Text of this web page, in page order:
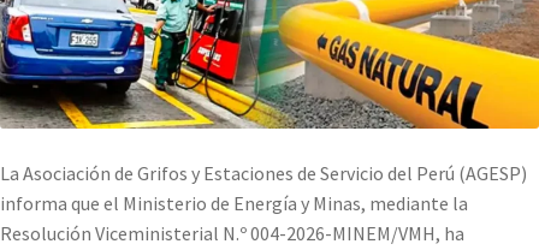
La Asociación de Grifos y Estaciones de Servicio del Perú (AGESP)
informa que el Ministerio de Energía y Minas, mediante la
Resolución Viceministerial N.º 004-2026-MINEM/VMH, ha